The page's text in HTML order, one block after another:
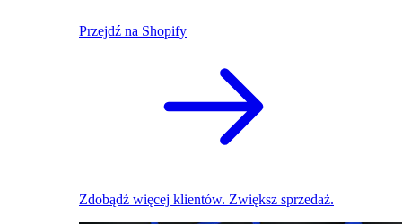
Przejdź na Shopify
Zdobądź więcej klientów. Zwiększ sprzedaż.